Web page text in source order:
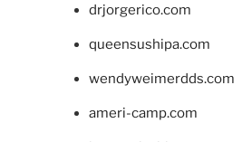
drjorgerico.com
queensushipa.com
wendyweimerdds.com
ameri-camp.com